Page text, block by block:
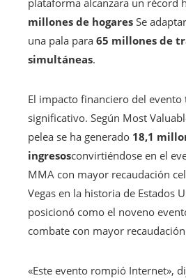
millones de hogares Se
una pala para 65 millones de
simultáneas.
El impacto financiero del
significativo. Según Most
pelea se ha generado 18,1
ingresosconvirtiéndose en el
MMA con mayor recaudación
Vegas en la historia de Estados
posicionó como el noveno
combate con mayor
«Este evento rompió Internet»,